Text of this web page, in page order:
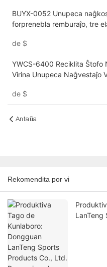
BUYX-0052 Unupeca
forprenebla remburaĵo, tre
de $
YWCS-6400 Reciklita Ŝtofo
Virina Unupeca Naĝvestaĵo
Strandvestaĵo Ekologie
Naĝvestaĵo
de $
Antaŭa
Rekomendita por vi
LanTeng